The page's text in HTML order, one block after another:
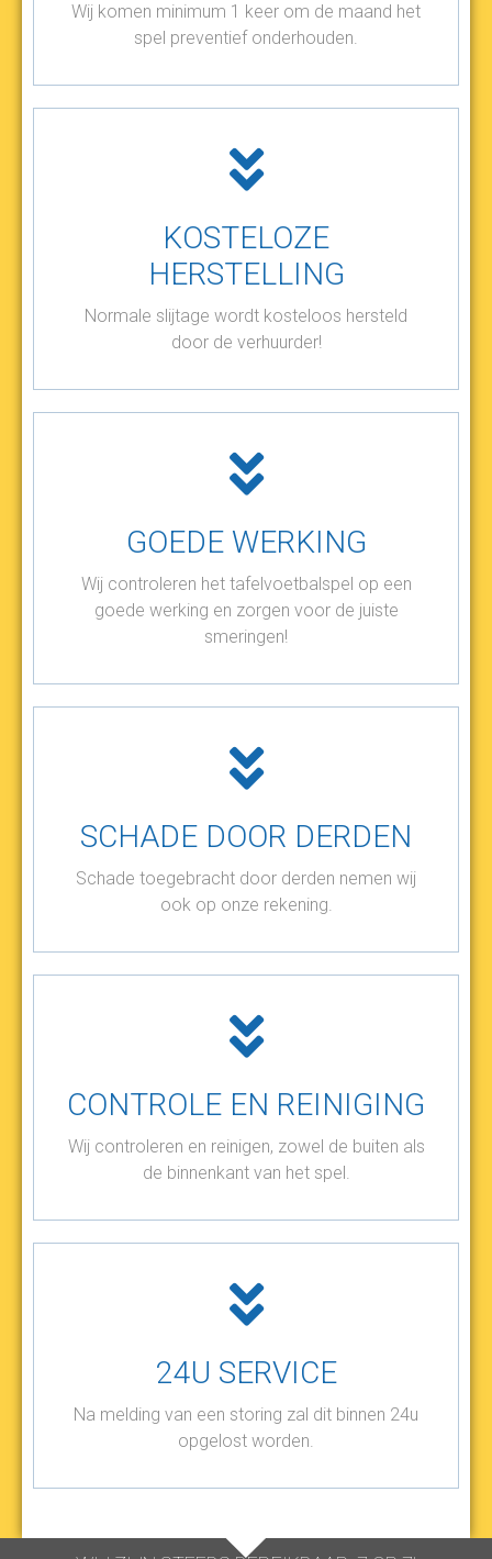
Wij komen minimum 1 keer om de maand het
spel preventief onderhouden.
KOSTELOZE
HERSTELLING
Normale slijtage wordt kosteloos hersteld
door de verhuurder!
GOEDE WERKING
Wij controleren het tafelvoetbalspel op een
goede werking en zorgen voor de juiste
smeringen!
SCHADE DOOR DERDEN
Schade toegebracht door derden nemen wij
ook op onze rekening.
CONTROLE EN REINIGING
Wij controleren en reinigen, zowel de buiten als
de binnenkant van het spel.
24U SERVICE
Na melding van een storing zal dit binnen 24u
opgelost worden.